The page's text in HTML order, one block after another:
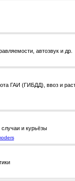
автозвук и др.
ГАИ (ГИБДД), ввоз и
и курьёзы